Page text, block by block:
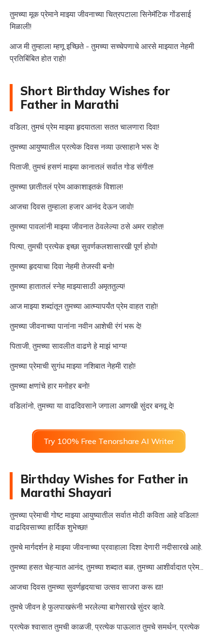
तुमच्या मूक प्रेमाने माझ्या जीवनाच्या चित्रपटाला सिनेमॅटिक गोंडसाई
मिळाली!
आज मी तुम्हाला म्हणू इच्छिते - तुमच्या सच्चेपणाचे आरसे माझ्यात नेहमी
प्रतिबिंबित होत राहो!
Short Birthday Wishes for
Father in Marathi
वडिला, तुमचं प्रेम माझ्या हृदयातला सतत चालणारा दिवा!
तुमच्या आयुष्यातील प्रत्येक दिवस नव्या उत्साहाने भरू दे!
पिताजी, तुमचं हसणं माझ्या कानातलं सर्वात गोड संगीत!
तुमच्या छातीतलं प्रेम आकाशाइतकं विशाल!
आजचा दिवस तुम्हाला हजार आनंद देऊन जावो!
तुमच्या पावलांनी माझ्या जीवनात ठेवलेल्या ठसे अमर राहोत!
पित्या, तुमची प्रत्येक इच्छा सुवर्णकलशासारखी पूर्ण होवो!
तुमच्या हृदयाचा दिवा नेहमी तेजस्वी बनो!
तुमच्या हातातलं स्नेह माझ्यासाठी अमृततुल्य!
आज माझ्या शब्दांतून तुमच्या आत्म्यापर्यंत प्रेम वाहत राहो!
तुमच्या जीवनाच्या पानांना नवीन आशेची रंगं भरू दे!
पिताजी, तुमच्या सावलीत वाढणे हे माझं भाग्य!
तुमच्या प्रेमाची सुगंध माझ्या नशिबात नेहमी राहो!
तुमच्या क्षणांचे हार मनोहर बनो!
वडिलांनो, तुमच्या या वाढदिवसाने जगाला आणखी सुंदर बनवू दे!
Try 100% Free Tenorshare AI Writer
Birthday Wishes for Father in
Marathi Shayari
तुमच्या प्रेमाची गोष्ट माझ्या आयुष्यातील सर्वात मोठी कविता आहे वडिला!
वाढदिवसाच्या हार्दिक शुभेच्छा!
तुमचे मार्गदर्शन हे माझ्या जीवनाच्या प्रवाहाला दिशा देणारी नदीसारखे आहे.
तुमच्या हसत चेहऱ्यात आनंद, तुमच्या शब्दात बळ, तुमच्या आशीर्वादात प्रेम...
आजचा दिवस तुमच्या सुवर्णहृदयाचा उत्सव साजरा करू द्या!
तुमचे जीवन हे फुलपाखरूंनी भरलेल्या बागेसारखे सुंदर व्हावे.
प्रत्येक श्वासात तुमची काळजी, प्रत्येक पाऊलात तुमचे समर्थन, प्रत्येक